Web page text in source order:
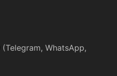
(Telegram, WhatsApp,